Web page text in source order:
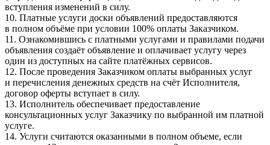
вступления изменений в силу.
10. Платные услуги доски объявлений предоставляются
в полном объёме при условии 100% оплаты Заказчиком.
11. Ознакомившись с платными услугами и правилами подачи
объявления создаёт объявление и оплачивает услугу через
один из доступных на сайте платёжных сервисов.
12. После проведения Заказчиком оплаты выбранных услуг
и перечисления денежных средств на счёт Исполнителя,
договор оферты вступает в силу.
13. Исполнитель обеспечивает предоставление
консультационных услуг Заказчику по выбранной им платной
услуге.
14. Услуги считаются оказанными в полном объеме, если